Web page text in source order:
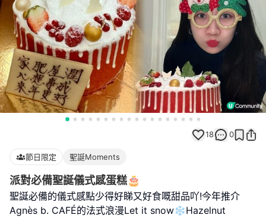
18 0
節日限定 聖誕Moments
派對必備聖誕儀式感蛋糕🎂
聖誕必備的儀式感點少得好睇又好食嘅甜品吖!今年推介
Agnès b. CAFÉ的法式浪漫Let it snow❄Hazelnut